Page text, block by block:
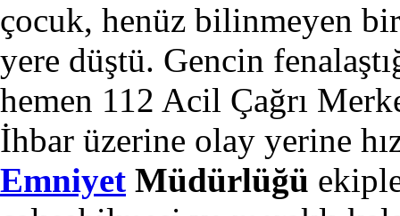
çocuk, henüz bilinmeyen
yere düştü. Gencin
hemen 112 Acil Çağrı
İhbar üzerine olay yerine
Emniyet Müdürlüğü